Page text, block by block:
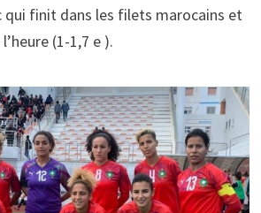
qui finit dans les filets marocains et
(1-1,7 e ).